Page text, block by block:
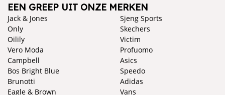
EEN GREEP UIT ONZE MERKEN
Jack & Jones
Only
Oilily
Vero Moda
Campbell
Bos Bright Blue
Brunotti
Eagle & Brown
Sjeng Sports
Skechers
Victim
Profuomo
Asics
Speedo
Adidas
Vans